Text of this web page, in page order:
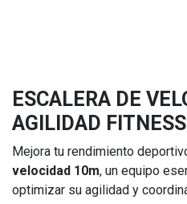
ESCALERA DE
AGILIDAD FITNESS
Mejora tu rendimiento
velocidad 10m, un equipo
optimizar su agilidad y